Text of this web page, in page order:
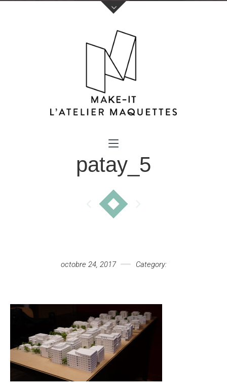
Votre nom (obligatoire)
Votre e-mail (obligatoire)patay_5
octobre 24, 2017 Category: